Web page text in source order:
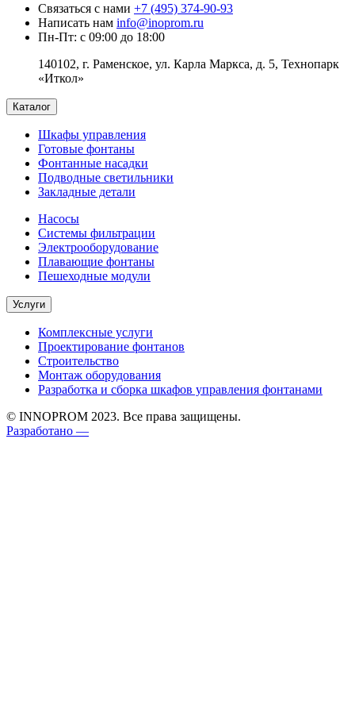
Связаться с нами +7 (495) 374-90-93
Написать нам info@inoprom.ru
Пн-Пт: с 09:00 до 18:00
140102, г. Раменское, ул. Карла Маркса, д. 5, Технопарк
«Иткол»
Каталог
Шкафы управления
Готовые фонтаны
Фонтанные насадки
Подводные светильники
Закладные детали
Насосы
Системы фильтрации
Электрооборудование
Плавающие фонтаны
Пешеходные модули
Услуги
Комплексные услуги
Проектирование фонтанов
Строительство
Монтаж оборудования
Разработка и сборка шкафов управления фонтанами
© INNOPROM 2023. Все права защищены.
Разработано —